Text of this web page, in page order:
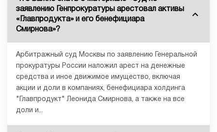
заявлению Генпрокуратуры арестовал активы
«Главпродукта» и его бенефициара
Смирнова»?
Арбитражный суд Москвы по заявлению Генеральной
прокуратуры России наложил арест на денежные
средства и иное движимое имущество, включая
акции и доли в компаниях, бенефициара холдинга
"Главпродукт" Леонида Смирнова, а также на все
доли и...